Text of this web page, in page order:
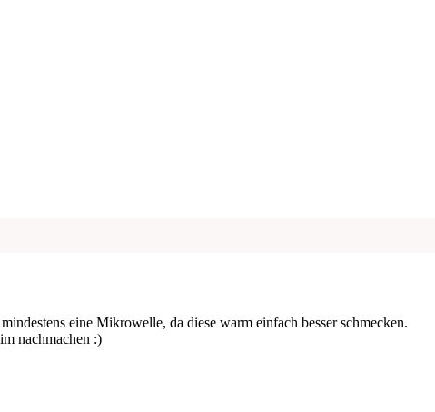
eine Mikrowelle, da diese warm einfach besser schmecken.
nachmachen :)